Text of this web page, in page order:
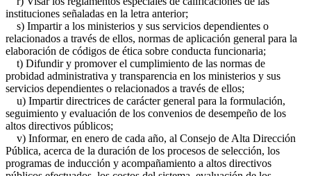
instituciones señaladas en la letra anterior;
s) Impartir a los ministerios y sus servicios dependientes o
relacionados a través de ellos, normas de aplicación general para la
elaboración de códigos de ética sobre conducta funcionaria;
t) Difundir y promover el cumplimiento de las normas de
probidad administrativa y transparencia en los ministerios y sus
servicios dependientes o relacionados a través de ellos;
u) Impartir directrices de carácter general para la formulación,
seguimiento y evaluación de los convenios de desempeño de los
altos directivos públicos;
v) Informar, en enero de cada año, al Consejo de Alta Dirección
Pública, acerca de la duración de los procesos de selección, los
programas de inducción y acompañamiento a altos directivos